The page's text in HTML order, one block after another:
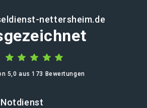
nettersheim.de
5,0 aus 173 Bewertungen